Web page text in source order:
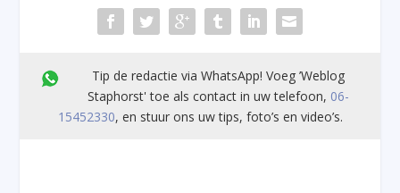
Tip de redactie via WhatsApp! Voeg ’Weblog
Staphorst' toe als contact in uw telefoon, 06-
15452330, en stuur ons uw tips, foto’s en video’s.